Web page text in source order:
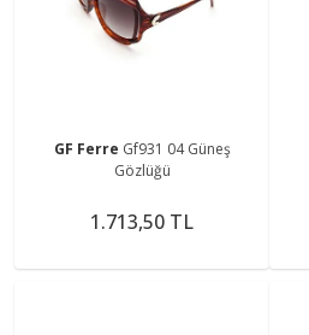
GF Ferre Gf931 04 Güneş
Gözlüğü
1.713,50 TL